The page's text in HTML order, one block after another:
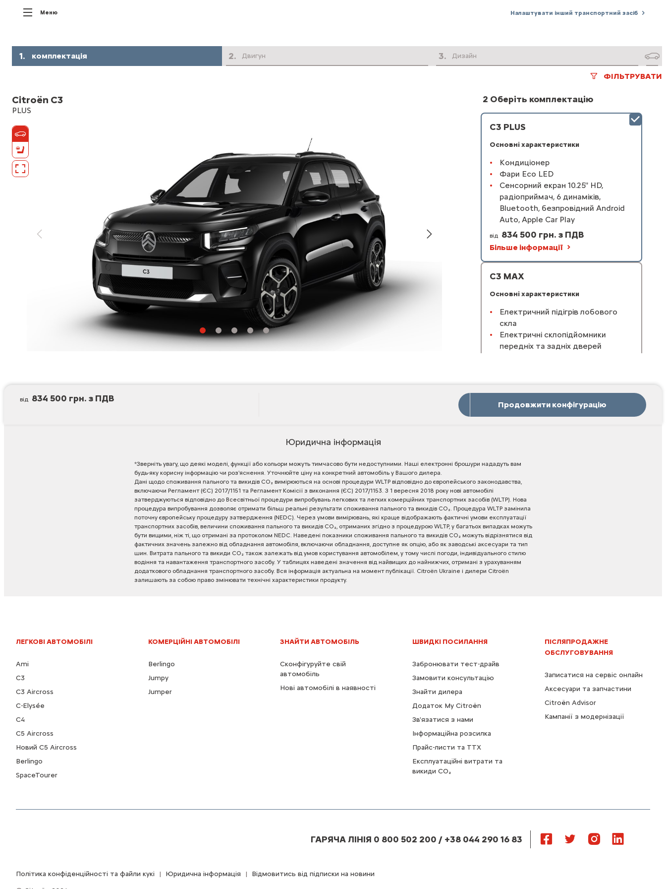
Меню Налаштувати інший транспортний засіб
1. комплектація 2. Двигун 3. Дизайн
ФІЛЬТРУВАТИ
Citroën C3
PLUS
2 Оберіть комплектацію
C3 PLUS
Основні характеристики
Кондиціонер
Фари Eco LED
Сенсорний екран 10.25'' HD,
радіоприймач, 6 динаміків,
Bluetooth, безпровідний Android
Auto, Apple Car Play
від 834 500 грн. з ПДВ
Більше інформації
C3 MAX
Основні характеристики
Електричний підігрів лобового
скла
Електричні склопідйомники
передніх та задніх дверей
Bluetooth, безпровідний Android
Auto, Apple Car Play
Доступно у плагін-гібридній версії
від 834 500 грн. з ПДВ
Продовжити конфігурацію
Юридична інформація
*Зверніть увагу, що деякі моделі, функції або кольори можуть тимчасово бути недоступними. Наші електронні брошури нададуть вам
будь-яку корисну інформацію чи роз'яснення. Уточнюйте ціну на конкретний автомобіль у Вашого дилера.
Дані щодо споживання пального та викидів CO₂ вимірюються на основі процедури WLTP відповідно до європейського законодавства,
включаючи Регламент (ЄС) 2017/1151 та Регламент Комісії з виконання (ЄС) 2017/1153. З 1 вересня 2018 року нові автомобілі
затверджуються відповідно до Всесвітньої процедури випробувань легкових та легких комерційних транспортних засобів (WLTP). Нова
процедура випробування дозволяє отримати більш реальні результати споживання пального та викидів CO₂. Процедура WLTP замінила
поточну європейську процедуру затвердження (NEDC). Через умови вимірювань, які краще відображають фактичні умови експлуатації
транспортних засобів, величини споживання пального та викидів CO₂, отриманих згідно з процедурою WLTP, у багатьох випадках можуть
бути вищими, ніж ті, що отримані за протоколом NEDC. Наведені показники споживання пального та викидів CO₂ можуть відрізнятися від
фактичних значень залежно від обладнання автомобіля, включаючи обладнання, доступне як опцію, або як заводські аксесуари та тип
шин. Витрата пального та викиди CO₂ також залежать від умов користування автомобілем, у тому числі погоди, індивідуального стилю
водіння та навантаження транспортного засобу. У таблицях наведені значення від найвищих до найнижчих, отримані з урахуванням
додаткового обладнання транспортного засобу. Вся інформація актуальна на момент публікації. Citroën Ukraine і дилери Citroën
залишають за собою право змінювати технічні характеристики продукту.
ЛЕГКОВІ АВТОМОБІЛІ
Ami
C3
C3 Aircross
C-Elysée
С4
С5 Aircross
Новий С5 Aircross
Berlingo
SpaceTourer
КОМЕРЦІЙНІ АВТОМОБІЛІ
Berlingo
Jumpy
Jumper
ЗНАЙТИ АВТОМОБІЛЬ
Сконфігуруйте свій
автомобіль
Нові автомобілі в наявності
ШВИДКІ ПОСИЛАННЯ
Забронювати тест-драйв
Замовити консультацію
Знайти дилера
Додаток My Citroën
Зв'язатися з нами
Інформаційна розсилка
Прайс-листи та ТТХ
Експлуатаційні витрати та
викиди CO₂
ПІСЛЯПРОДАЖНЕ
ОБСЛУГОВУВАННЯ
Записатися на сервіс онлайн
Аксесуари та запчастини
Citroën Advisor
Кампанії з модернізації
ГАРЯЧА ЛІНІЯ 0 800 502 200 / +38 044 290 16 83
Політика конфіденційності та файли кукі Юридична інформація Відмовитись від підписки на новини